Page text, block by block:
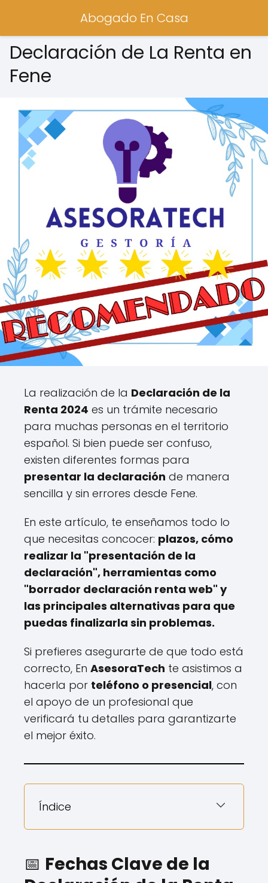
Abogado En Casa
Declaración de La Renta en
Fene
La realización de la Declaración de la
Renta 2024 es un trámite necesario
para muchas personas en el territorio
español. Si bien puede ser confuso,
existen diferentes formas para
presentar la declaración de manera
sencilla y sin errores desde Fene.
En este artículo, te enseñamos todo lo
que necesitas concocer: plazos, cómo
realizar la "presentación de la
declaración", herramientas como
"borrador declaración renta web" y
las principales alternativas para que
puedas finalizarla sin problemas.
Si prefieres asegurarte de que todo está
correcto, En AsesoraTech te asistimos a
hacerla por teléfono o presencial, con
el apoyo de un profesional que
verificará tu detalles para garantizarte
el mejor éxito.
Índice
📅 Fechas Clave de la